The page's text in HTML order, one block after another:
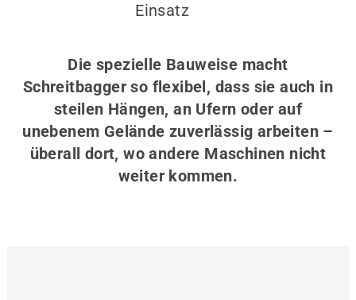
Die spezielle Bauweise macht
Schreitbagger so flexibel, dass sie auch in
steilen Hängen, an Ufern oder auf
unebenem Gelände zuverlässig arbeiten –
überall dort, wo andere Maschinen nicht
weiter kommen.
Einsatz